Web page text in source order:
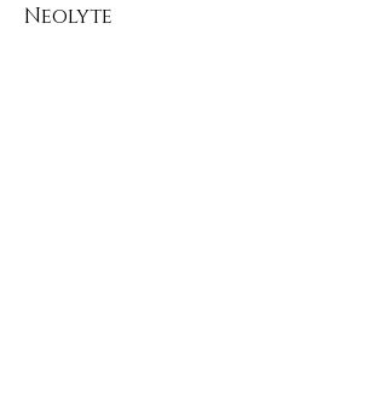
Neolyte